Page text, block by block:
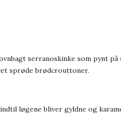
serranoskinke som pynt
sprøde brødcrouttoner.
løgene bliver gyldne og